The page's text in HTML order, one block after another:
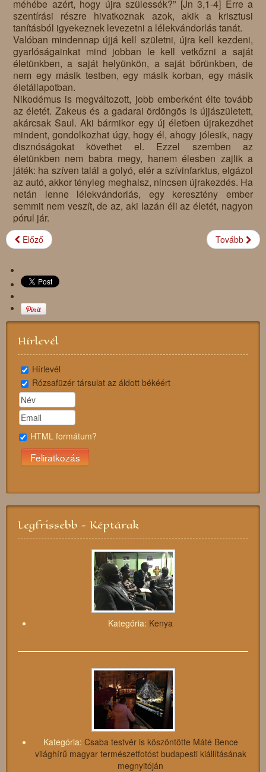
méhébe azért, hogy újra szülessék?” [Jn 3,1-4] Erre a
szentírási részre hivatkoznak azok, akik a krisztusi
tanításból igyekeznek levezetni a lélekvándorlás tanát.
Valóban mindennap újjá kell születni, újra kell kezdeni,
gyarlóságainkat mind jobban le kell vetkőzni a saját
életünkben, a saját helyünkön, a saját bőrünkben, de
nem egy másik testben, egy másik korban, egy másik
életállapotban.
Nikodémus is megváltozott, jobb emberként élte tovább
az életét. Zakeus és a gadarai ördöngös is újjászületett,
akárcsak Saul. Aki bármikor egy új életben újrakezdhet
mindent, gondolkozhat úgy, hogy él, ahogy jólesik, nagy
disznóságokat követhet el. Ezzel szemben az
életünkben nem babra megy, hanem élesben zajlik a
játék: ha szíven talál a golyó, elér a szívinfarktus, elgázol
az autó, akkor tényleg meghalsz, nincsen újrakezdés. Ha
netán lenne lélekvándorlás, egy keresztény ember
semmit nem veszít, de az, aki lazán éli az életét, nagyon
pórul jár.
Előző Tovább
Hírlevél
Hírlevél
Rózsafüzér társulat az áldott békéért
HTML formátum?
Legfrissebb - Képtárak
Kategória: Kenya
Kategória: Csaba testvér is köszöntötte Máté Bence
világhírű magyar természetfotóst budapesti kiállításának
megnyitóján